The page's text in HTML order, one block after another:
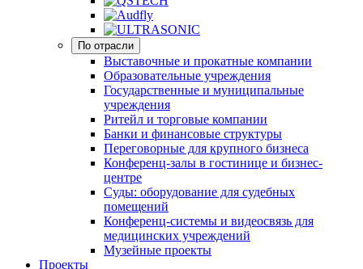
По отрасли
Выставочные и прокатные компании
Образовательные учреждения
Государственные и муниципальные
учреждения
Ритейл и торговые компании
Банки и финансовые структуры
Переговорные для крупного бизнеса
Конференц-залы в гостинице и бизнес-
центре
Суды: оборудование для судебных
помещений
Конференц-системы и видеосвязь для
медицинских учреждений
Музейные проекты
Проекты